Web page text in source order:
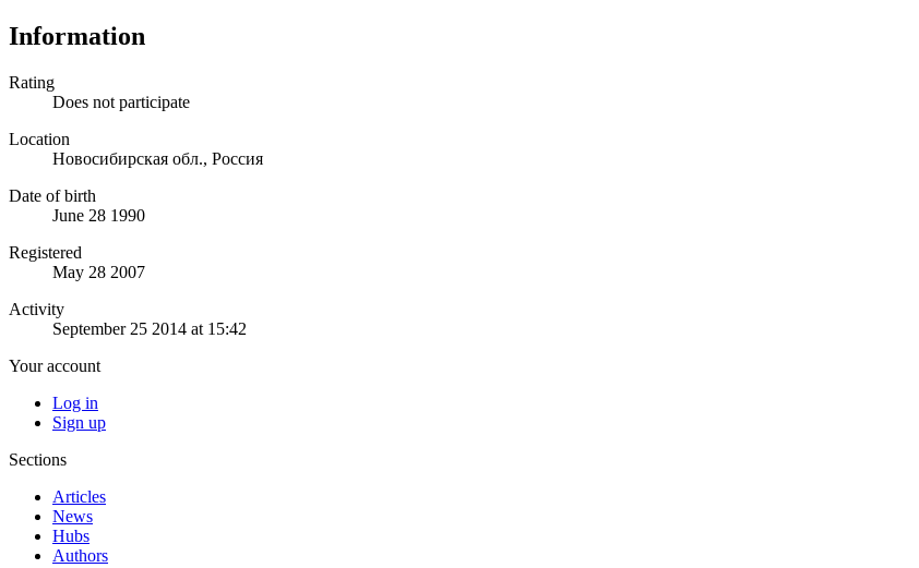
Information
Rating
Does not participate
Location
Новосибирская обл., Россия
Date of birth
June 28 1990
Registered
May 28 2007
Activity
September 25 2014 at 15:42
Your account
Log in
Sign up
Sections
Articles
News
Hubs
Authors